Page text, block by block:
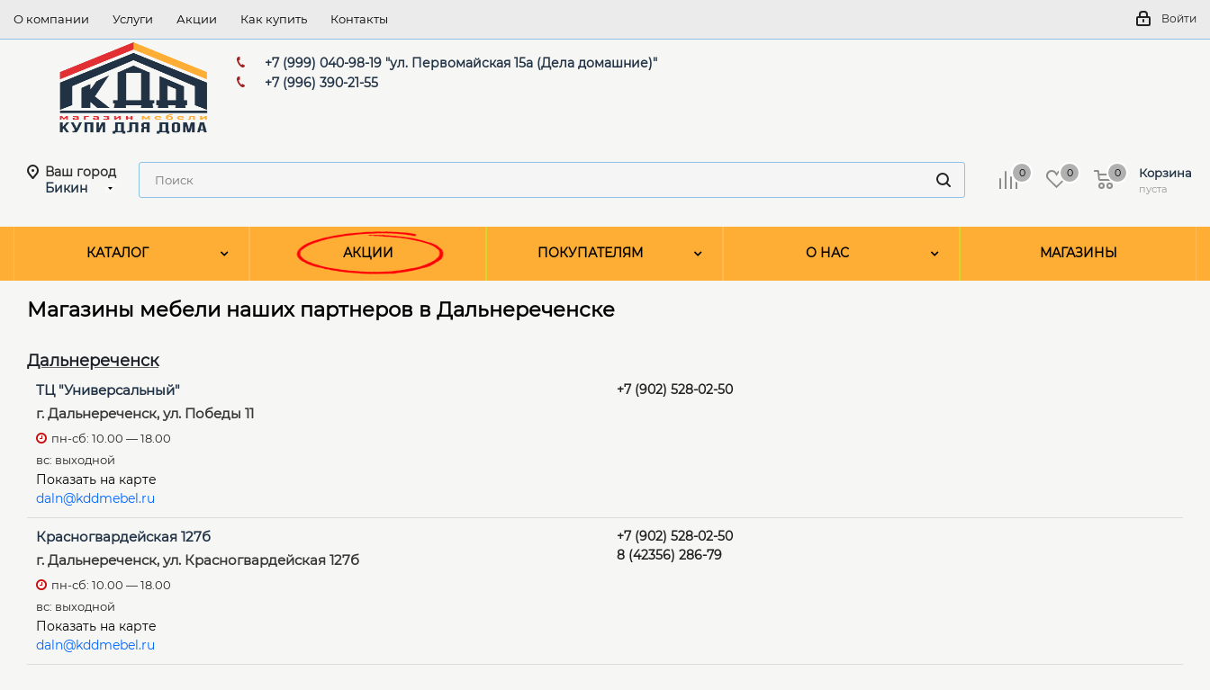
О компании Услуги Акции Как купить Контакты Войти
+7 (999) 040-98-19 "ул. Первомайская 15а (Дела домашние)"
+7 (996) 390-21-55
Ваш город
Бикин
0 0 Корзина
пуста
0
КАТАЛОГ АКЦИИ ПОКУПАТЕЛЯМ О НАС МАГАЗИНЫ
Магазины мебели наших партнеров в Дальнереченске
Дальнереченск
ТЦ "Универсальный"
г. Дальнереченск, ул. Победы 11
пн-сб: 10.00 — 18.00
вс: выходной
Показать на карте
daln@kddmebel.ru
+7 (902) 528-02-50
Красногвардейская 127б
г. Дальнереченск, ул. Красногвардейская 127б
пн-сб: 10.00 — 18.00
вс: выходной
Показать на карте
daln@kddmebel.ru
+7 (902) 528-02-50
8 (42356) 286-79